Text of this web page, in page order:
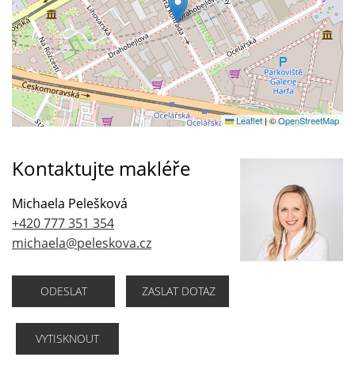
Leaflet|©OpenStreetMap
Kontaktujte makléře
Michaela Pelešková
+420 777 351 354
michaela@peleskova.cz
ODESLAT ZASLAT DOTAZ
VYTISKNOUT